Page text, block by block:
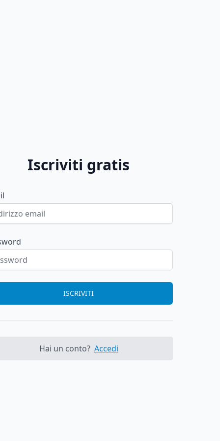
Iscriviti gratis
ISCRIVITI
Hai un conto? Accedi